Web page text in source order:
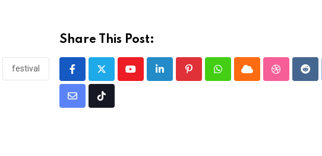
festival
Share This Post:
YoutubeLinkedIn PinterestWhatsappCloud
Share
Tiktok